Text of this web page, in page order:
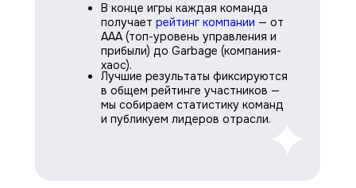
Лучшие результаты фиксируются
в общем рейтинге участников —
мы собираем статистику команд
и публикуем лидеров отрасли.
В конце игры каждая команда
получает рейтинг компании — от
AAA (топ-уровень управления и
прибыли) до Garbage (компания-
хаос).